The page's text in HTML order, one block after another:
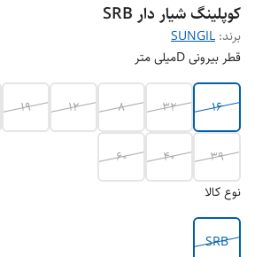
کوپلینگ شیار دار SRB
برند: SUNGIL
قطر بیرونی Dمیلی متر
16
32
8
12
19
39
40
60
نوع کالا
SRB